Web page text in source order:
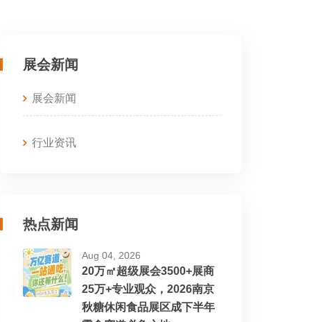
展会新闻
展会新闻
行业资讯
热点新闻
Aug 04, 2026
20万㎡超级展会3500+展商
25万+专业观众，2026南京
秋糖休闲食品展区成下半年